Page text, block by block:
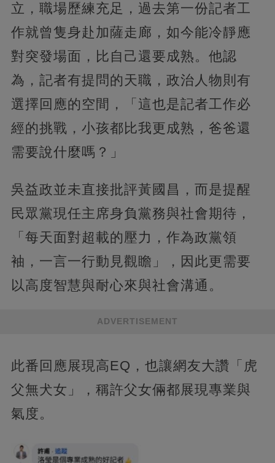
立，職場歷練充足，過去第一份記者工
作就曾隻身赴加薩走廊，如今能冷靜應
對突發場面，比自己還要成熟。他認
為，記者有提問的天職，政治人物則有
選擇回應的空間，「這也是記者工作必
經的挑戰，小孩都比我更成熟，爸爸還
需要說什麼嗎？」
吳益政並未直接批評黃國昌，而是提醒
民眾黨現任主席身負黨務與社會期待，
「每天面對超載的壓力，作為政黨領
袖，一言一行動見觀瞻」，因此更需要
以高度智慧與耐心來與社會溝通。
ADVERTISEMENT
此番回應展現高EQ，也讓網友大讚「虎
父無犬女」，稱許父女倆都展現專業與
氣度。